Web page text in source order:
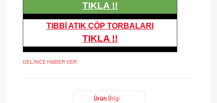
TIKLA !!
TIBBİ ATIK ÇÖP TORBALARI
TIKLA !!
GELİNCE HABER VER
Ürün Bilgi